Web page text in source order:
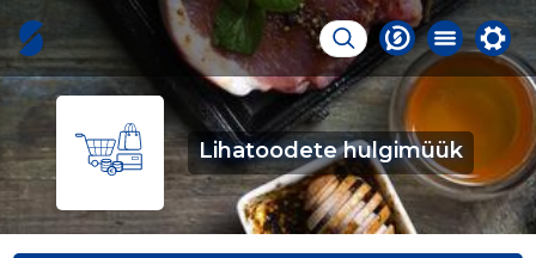
Lihatoodete hulgimüük